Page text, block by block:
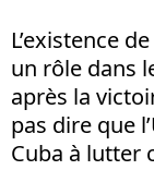
L’existence
un rôle dans
après la
pas dire que
Cuba à lutter